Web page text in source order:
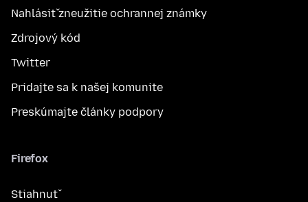
Nahlásiť zneužitie ochrannej známky
Zdrojový kód
Twitter
Pridajte sa k našej komunite
Preskúmajte články podpory
Firefox
Stiahnuť